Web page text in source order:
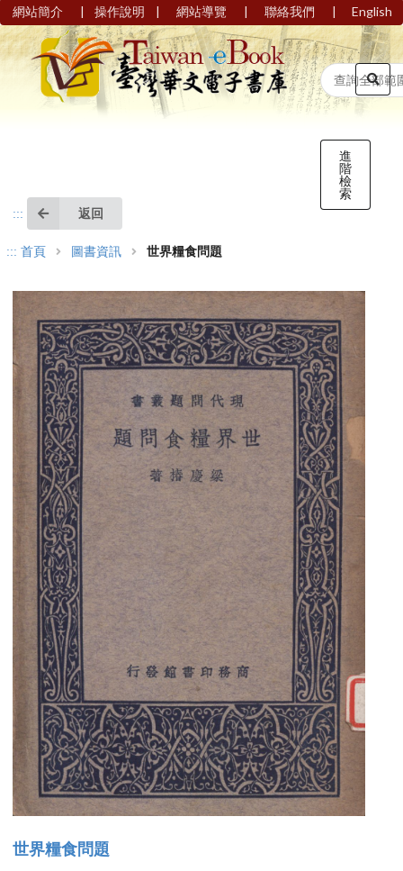
網站簡介 | 操作說明 | 網站導覽 | 聯絡我們 | English
進
階
檢
索
::: 返回
::: 首頁 圖書資訊 世界糧食問題
世界糧食問題